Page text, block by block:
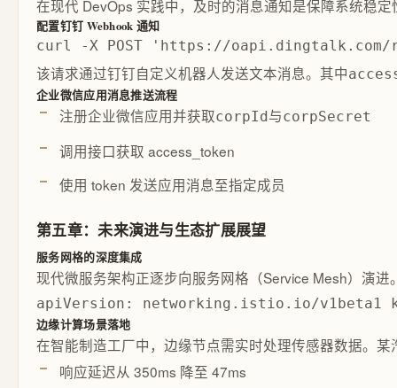
在现代 DevOps 实践中，及时的消息通知是保障系统稳
配置钉钉 Webhook 通知
curl -X POST 'https://oapi.dingtalk.com/
该请求通过钉钉自定义机器人发送文本消息。其中
企业微信应用消息推送流程
注册企业微信应用并获取corpId 与corpSecret
调用接口获取 access_token
使用 token 发送应用消息至指定成员
第五章：未来演进与生态扩展展望
服务网格的深度集成
现代微服务架构正逐步向服务网格（Service Mesh）演
apiVersion: networking.istio.io/
边缘计算场景落地
在智能制造工厂中，边缘节点需实时处理传感器数据。
响应延迟从 350ms 降至 47ms